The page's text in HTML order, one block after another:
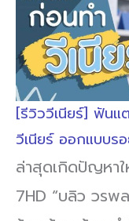
[รีวิววีเนียร์] ฟันแ
วีเนียร์ ออกแบบร
ล่าสุดเกิดปัญหา
7HD “บลิว วรพ